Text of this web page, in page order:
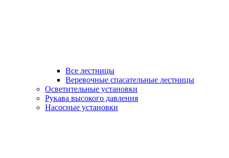
Все лестницы
Веревочные спасательные лестницы
Осветительные установки
Рукава высокого давления
Насосные установки